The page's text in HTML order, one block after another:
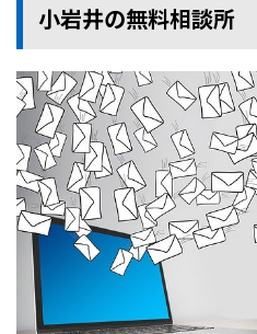
小岩井の無料相談所